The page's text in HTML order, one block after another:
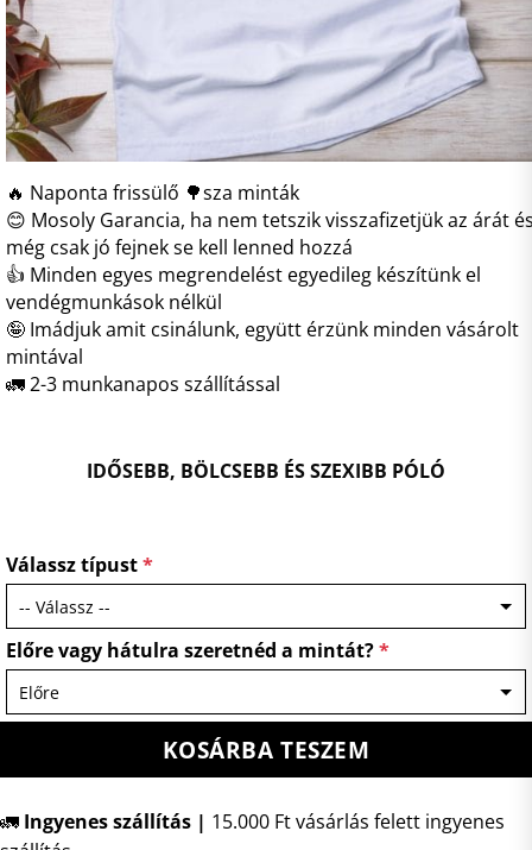
🔥 Naponta frissülő 🌳sza minták
😊 Mosoly Garancia, ha nem tetszik visszafizetjük az árát
még csak jó fejnek se kell lenned hozzá
👍 Minden egyes megrendelést egyedileg készítünk el
vendégmunkások nélkül
🤪 Imádjuk amit csinálunk, együtt érzünk minden vásárolt
mintával
🚛 2-3 munkanapos szállítással
IDŐSEBB, BÖLCSEBB ÉS SZEXIBB PÓLÓ
Válassz típust*
Előre vagy hátulra szeretnéd a mintát?*
KOSÁRBA TESZEM
🚛 Ingyenes szállítás | 15.000 Ft vásárlás felett ingyenes